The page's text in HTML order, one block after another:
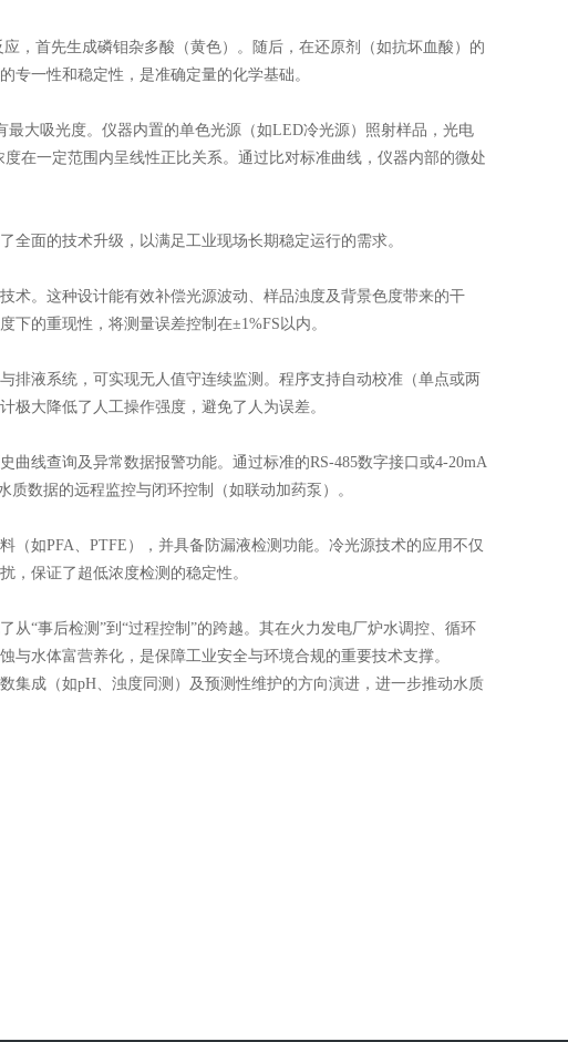
，首先生成磷钼杂多酸（黄色）。随后，在还原剂（如抗坏血酸）的
专一性和稳定性，是准确定量的化学基础。
大吸光度。仪器内置的单色光源（如LED冷光源）照射样品，光电
在一定范围内呈线性正比关系。通过比对标准曲线，仪器内部的微处
面的技术升级，以满足工业现场长期稳定运行的需求。
。这种设计能有效补偿光源波动、样品浊度及背景色度带来的干
的重现性，将测量误差控制在±1%FS以内。
液系统，可实现无人值守连续监测。程序支持自动校准（单点或两
极大降低了人工操作强度，避免了人为误差。
线查询及异常数据报警功能。通过标准的RS-485数字接口或4-20mA
数据的远程监控与闭环控制（如联动加药泵）。
如PFA、PTFE），并具备防漏液检测功能。冷光源技术的应用不仅
，保证了超低浓度检测的稳定性。
“事后检测”到“过程控制”的跨越。其在火力发电厂炉水调控、循环
水体富营养化，是保障工业安全与环境合规的重要技术支撑。
成（如pH、浊度同测）及预测性维护的方向演进，进一步推动水质